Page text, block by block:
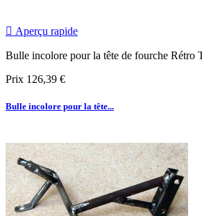
 Aperçu rapide
Bulle incolore pour la tête de fourche Rétro
Prix 126,39 €
Bulle incolore pour la tête...